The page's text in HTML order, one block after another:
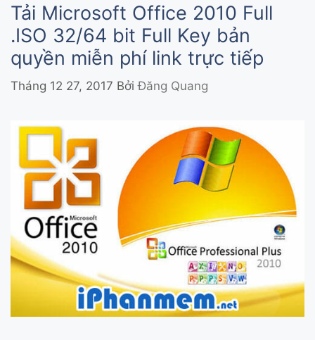
Tải Microsoft Office 2010 Full
.ISO 32/64 bit Full Key bản
quyền miễn phí link trực tiếp
Tháng 12 27, 2017 BởiĐăng Quang